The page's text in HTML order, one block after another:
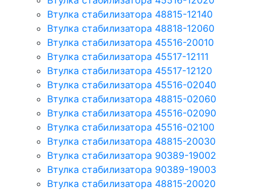
Втулка стабилизатора 48815-12140
Втулка стабилизатора 48818-12060
Втулка стабилизатора 45516-20010
Втулка стабилизатора 45517-12111
Втулка стабилизатора 45517-12120
Втулка стабилизатора 45516-02040
Втулка стабилизатора 48815-02060
Втулка стабилизатора 45516-02090
Втулка стабилизатора 45516-02100
Втулка стабилизатора 48815-20030
Втулка стабилизатора 90389-19002
Втулка стабилизатора 90389-19003
Втулка стабилизатора 48815-20020